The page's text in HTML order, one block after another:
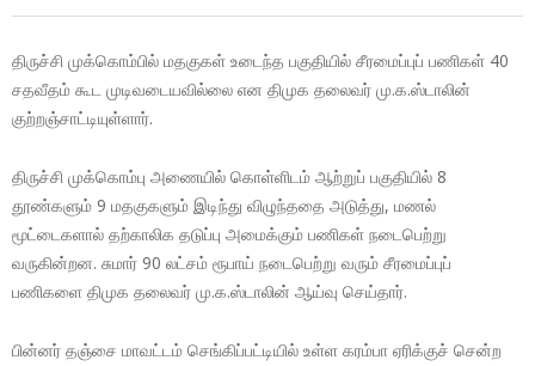
திருச்சி முக்கொம்பில் மதகுகள் உடைந்த பகுதியில் சீரமைப்புப் பணிகள் 40
சதவீதம் கூட முடிவடையவில்லை என திமுக தலைவர் மு.க.ஸ்டாலின்
குற்றஞ்சாட்டியுள்ளார்.
திருச்சி முக்கொம்பு அணையில் கொள்ளிடம் ஆற்றுப் பகுதியில் 8
தூண்களும் 9 மதகுகளும் இடிந்து விழுந்ததை அடுத்து, மணல்
மூட்டைகளால் தற்காலிக தடுப்பு அமைக்கும் பணிகள் நடைபெற்று
வருகின்றன. சுமார் 90 லட்சம் ரூபாய் நடைபெற்று வரும் சீரமைப்புப்
பணிகளை திமுக தலைவர் மு.க.ஸ்டாலின் ஆய்வு செய்தார்.
பின்னர் தஞ்சை மாவட்டம் செங்கிப்பட்டியில் உள்ள கரம்பா ஏரிக்குச் சென்ற